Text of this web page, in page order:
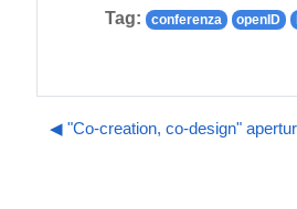
Tag: conferenza openID
◀︎ "Co-creation, co-design"